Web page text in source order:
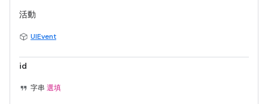
活動
UIEvent
id
字串 選填